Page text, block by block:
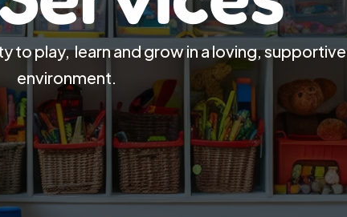
to play,  learn and grow in a loving, supportive
environment.